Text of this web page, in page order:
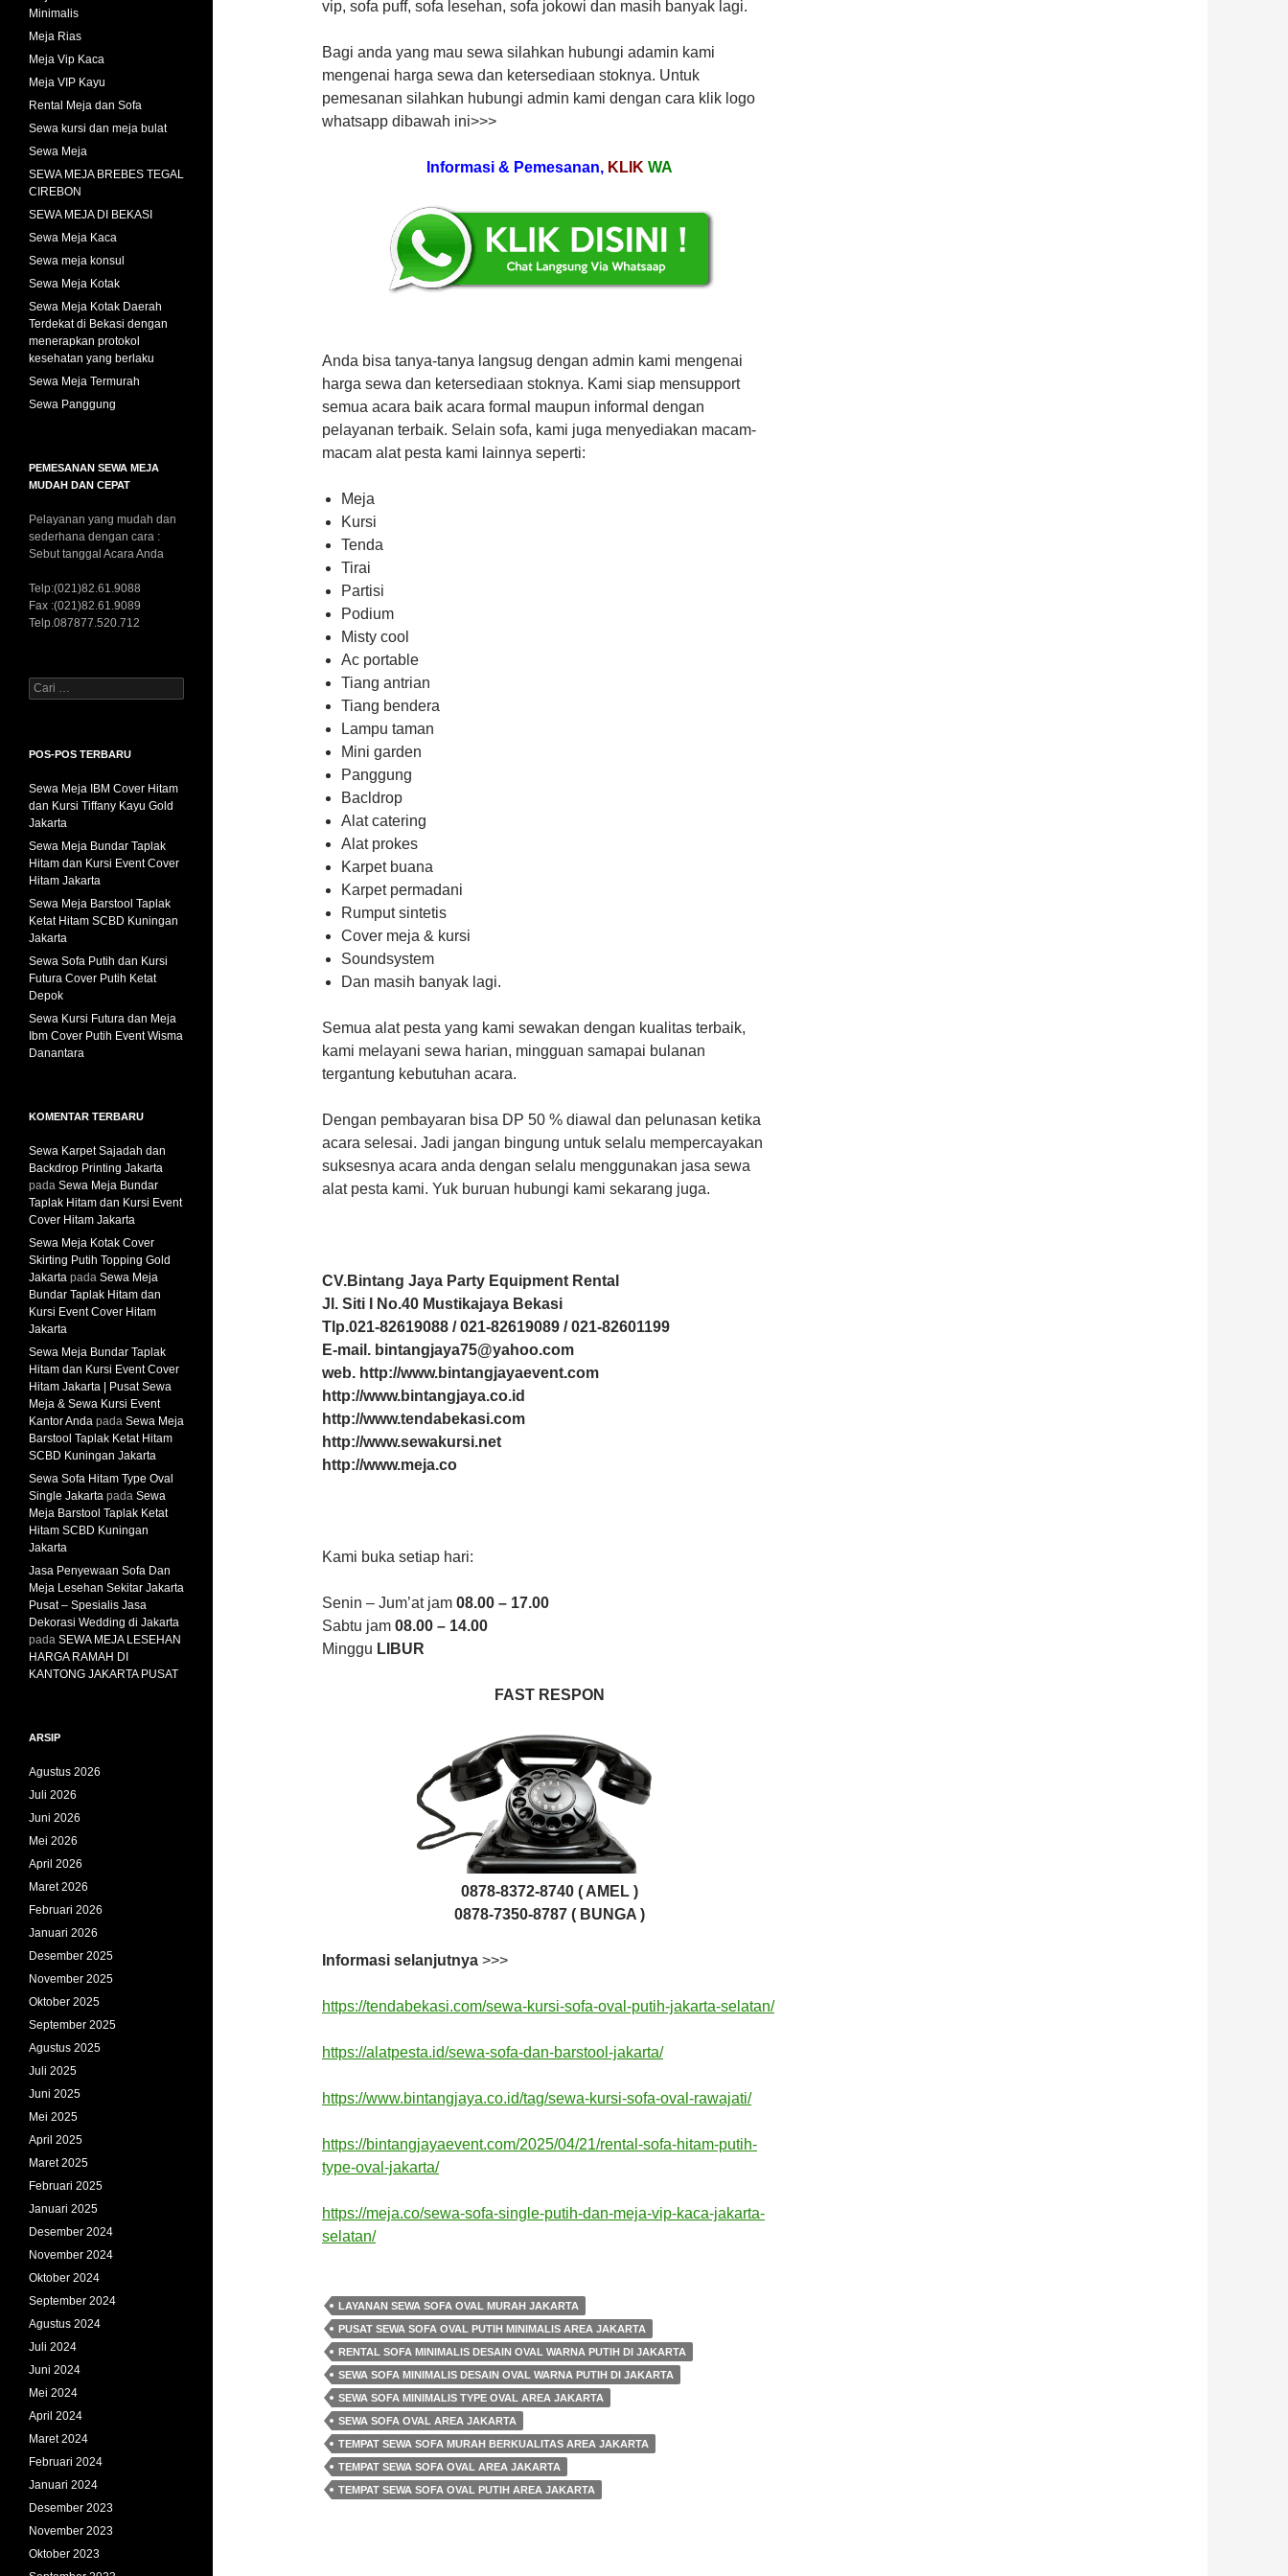
vip, sofa puff, sofa lesehan, sofa jokowi dan masih banyak lagi.
Bagi anda yang mau sewa silahkan hubungi adamin kami
mengenai harga sewa dan ketersediaan stoknya. Untuk
pemesanan silahkan hubungi admin kami dengan cara klik logo
whatsapp dibawah ini>>>
Informasi & Pemesanan, KLIK WA
Anda bisa tanya-tanya langsug dengan admin kami mengenai
harga sewa dan ketersediaan stoknya. Kami siap mensupport
semua acara baik acara formal maupun informal dengan
pelayanan terbaik. Selain sofa, kami juga menyediakan macam-
macam alat pesta kami lainnya seperti:
Meja
Kursi
Tenda
Tirai
Partisi
Podium
Misty cool
Ac portable
Tiang antrian
Tiang bendera
Lampu taman
Mini garden
Panggung
Bacldrop
Alat catering
Alat prokes
Karpet buana
Karpet permadani
Rumput sintetis
Cover meja & kursi
Soundsystem
Dan masih banyak lagi.
Semua alat pesta yang kami sewakan dengan kualitas terbaik,
kami melayani sewa harian, mingguan samapai bulanan
tergantung kebutuhan acara.
Dengan pembayaran bisa DP 50 % diawal dan pelunasan ketika
acara selesai. Jadi jangan bingung untuk selalu mempercayakan
suksesnya acara anda dengan selalu menggunakan jasa sewa
alat pesta kami. Yuk buruan hubungi kami sekarang juga.
CV.Bintang Jaya Party Equipment Rental
Jl. Siti I No.40 Mustikajaya Bekasi
Tlp.021-82619088 / 021-82619089 / 021-82601199
E-mail. bintangjaya75@yahoo.com
web. http://www.bintangjayaevent.com
http://www.bintangjaya.co.id
http://www.tendabekasi.com
http://www.sewakursi.net
http://www.meja.co
Kami buka setiap hari:
Senin – Jum’at jam 08.00 – 17.00
Sabtu jam 08.00 – 14.00
Minggu LIBUR
FAST RESPON
0878-8372-8740 ( AMEL )
0878-7350-8787 ( BUNGA )
Informasi selanjutnya >>>
https://tendabekasi.com/sewa-kursi-sofa-oval-putih-jakarta-selatan/
https://alatpesta.id/sewa-sofa-dan-barstool-jakarta/
https://www.bintangjaya.co.id/tag/sewa-kursi-sofa-oval-rawajati/
https://bintangjayaevent.com/2025/04/21/rental-sofa-hitam-putih-
type-oval-jakarta/
https://meja.co/sewa-sofa-single-putih-dan-meja-vip-kaca-jakarta-
selatan/
LAYANAN SEWA SOFA OVAL MURAH JAKARTA
PUSAT SEWA SOFA OVAL PUTIH MINIMALIS AREA JAKARTA
RENTAL SOFA MINIMALIS DESAIN OVAL WARNA PUTIH DI JAKARTA
SEWA SOFA MINIMALIS DESAIN OVAL WARNA PUTIH DI JAKARTA
SEWA SOFA MINIMALIS TYPE OVAL AREA JAKARTA
SEWA SOFA OVAL AREA JAKARTA
TEMPAT SEWA SOFA MURAH BERKUALITAS AREA JAKARTA
TEMPAT SEWA SOFA OVAL AREA JAKARTA
TEMPAT SEWA SOFA OVAL PUTIH AREA JAKARTA
Minimalis
Meja Rias
Meja Vip Kaca
Meja VIP Kayu
Rental Meja dan Sofa
Sewa kursi dan meja bulat
Sewa Meja
SEWA MEJA BREBES TEGAL
CIREBON
SEWA MEJA DI BEKASI
Sewa Meja Kaca
Sewa meja konsul
Sewa Meja Kotak
Sewa Meja Kotak Daerah
Terdekat di Bekasi dengan
menerapkan protokol
kesehatan yang berlaku
Sewa Meja Termurah
Sewa Panggung
PEMESANAN SEWA MEJA
MUDAH DAN CEPAT
Pelayanan yang mudah dan
sederhana dengan cara :
Sebut tanggal Acara Anda
Telp:(021)82.61.9088
Fax :(021)82.61.9089
Telp.087877.520.712
Cari
untuk:
POS-POS TERBARU
Sewa Meja IBM Cover Hitam
dan Kursi Tiffany Kayu Gold
Jakarta
Sewa Meja Bundar Taplak
Hitam dan Kursi Event Cover
Hitam Jakarta
Sewa Meja Barstool Taplak
Ketat Hitam SCBD Kuningan
Jakarta
Sewa Sofa Putih dan Kursi
Futura Cover Putih Ketat
Depok
Sewa Kursi Futura dan Meja
Ibm Cover Putih Event Wisma
Danantara
KOMENTAR TERBARU
Sewa Karpet Sajadah dan
Backdrop Printing Jakarta
pada Sewa Meja Bundar
Taplak Hitam dan Kursi Event
Cover Hitam Jakarta
Sewa Meja Kotak Cover
Skirting Putih Topping Gold
Jakarta pada Sewa Meja
Bundar Taplak Hitam dan
Kursi Event Cover Hitam
Jakarta
Sewa Meja Bundar Taplak
Hitam dan Kursi Event Cover
Hitam Jakarta | Pusat Sewa
Meja & Sewa Kursi Event
Kantor Anda pada Sewa Meja
Barstool Taplak Ketat Hitam
SCBD Kuningan Jakarta
Sewa Sofa Hitam Type Oval
Single Jakarta pada Sewa
Meja Barstool Taplak Ketat
Hitam SCBD Kuningan
Jakarta
Jasa Penyewaan Sofa Dan
Meja Lesehan Sekitar Jakarta
Pusat – Spesialis Jasa
Dekorasi Wedding di Jakarta
pada SEWA MEJA LESEHAN
HARGA RAMAH DI
KANTONG JAKARTA PUSAT
ARSIP
Agustus 2026
Juli 2026
Juni 2026
Mei 2026
April 2026
Maret 2026
Februari 2026
Januari 2026
Desember 2025
November 2025
Oktober 2025
September 2025
Agustus 2025
Juli 2025
Juni 2025
Mei 2025
April 2025
Maret 2025
Februari 2025
Januari 2025
Desember 2024
November 2024
Oktober 2024
September 2024
Agustus 2024
Juli 2024
Juni 2024
Mei 2024
April 2024
Maret 2024
Februari 2024
Januari 2024
Desember 2023
November 2023
Oktober 2023